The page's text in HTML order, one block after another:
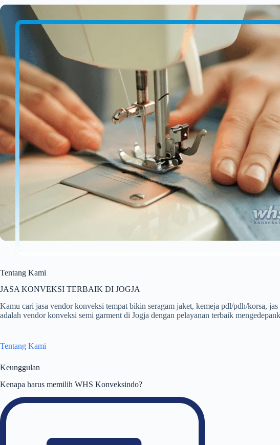
Tentang Kami
JASA KONVEKSI TERBAIK DI JOGJA
Kamu cari jasa vendor konveksi tempat bikin seragam jaket, kemeja pdl/pdh/korsa,
adalah vendor konveksi semi garment di Jogja dengan pelayanan terbaik
Tentang Kami
Keunggulan
Kenapa harus memilih WHS Konveksindo?